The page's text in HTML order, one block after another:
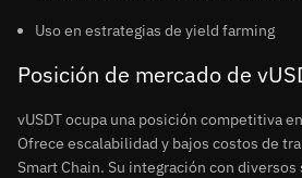
Uso en estrategias de yield farming
Posición de mercado de
vUSDT ocupa una posición competitiva
Ofrece escalabilidad y bajos costos de
Smart Chain. Su integración con